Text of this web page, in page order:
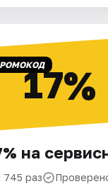
17%
на
745 раз